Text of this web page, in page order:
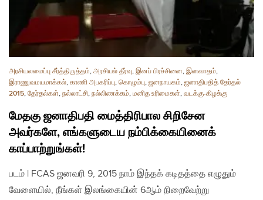
அரசியலமைப்பு சீர்த்திருத்தம், அரசியல் தீர்வு, இனப் பிரச்சினை, இனவாதம்,
இராணுவமயமாக்கல், காணி அபகரிப்பு, கொழும்பு, ஜனநாயகம், ஜனாதிபதித் தேர்தல்
2015, தேர்தல்கள், நல்லாட்சி, நல்லிணக்கம், மனித உரிமைகள், வடக்கு-கிழக்கு
மேதகு ஜனாதிபதி மைத்திரிபால சிறிசேன
அவர்களே, எங்களுடைய நம்பிக்கையினைக்
காப்பாற்றுங்கள்!
படம் | FCAS ஜனவரி 9, 2015 நாம் இந்தக் கடிதத்தை எழுதும்
வேளையில், நீங்கள் இலங்கையின் 6ஆம் நிறைவேற்று